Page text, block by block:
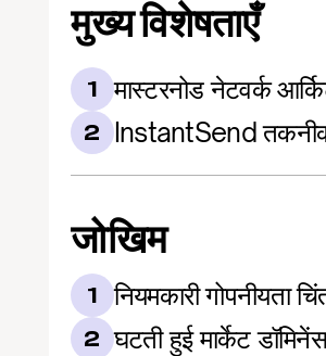
मुख्य विशेषताएँ
1 मास्टरनोड नेटवर्क
2 InstantSend
जोखिम
1 नियमकारी गोपनीयता
2 घटती हुई मार्केट डॉमिनेंस